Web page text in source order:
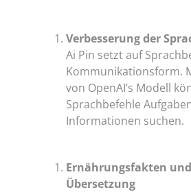
Verbesserung der
Ai Pin setzt auf
Kommunikationsform.
von OpenAI’s Modell
Sprachbefehle
Informationen suchen.
Ernährungsfakten
Übersetzung